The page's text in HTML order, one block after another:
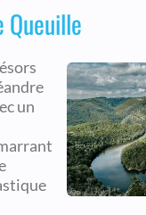
Queuille
un